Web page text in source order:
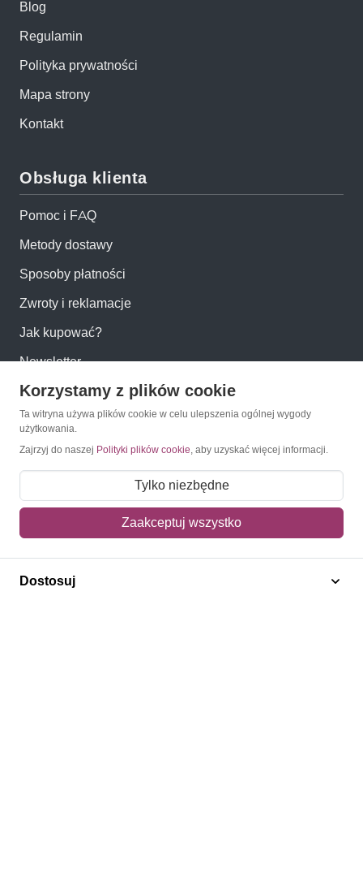
Blog
Regulamin
Polityka prywatności
Mapa strony
Kontakt
Obsługa klienta
Pomoc i FAQ
Metody dostawy
Sposoby płatności
Zwroty i reklamacje
Jak kupować?
Newsletter
Konto
Moje konto
Mój koszyk
Adres dostawy
Korzystamy z plików cookie
Ta witryna używa plików cookie w celu ulepszenia ogólnej wygody
użytkowania.
Zajrzyj do naszej Polityki plików cookie, aby uzyskać więcej informacji.
Tylko niezbędne
Zaakceptuj wszystko
Dostosuj